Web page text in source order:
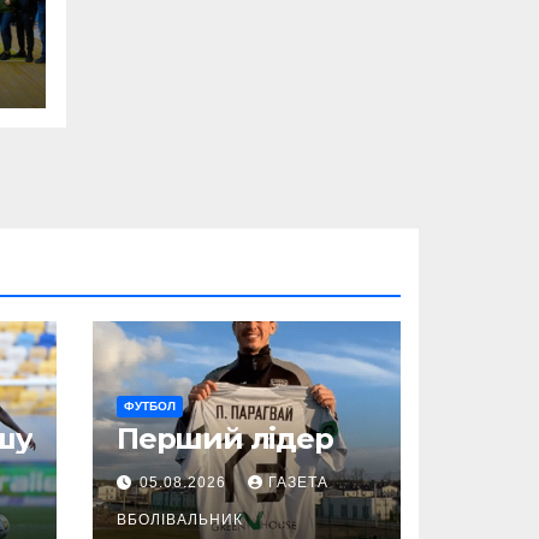
ФУТБОЛ
Перший лідер
05.08.2026 ГАЗЕТА
ВБОЛІВАЛЬНИК